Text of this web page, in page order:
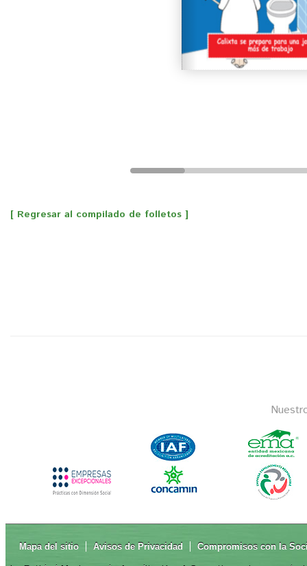
[ Regresar al compilado de folletos ]
Mapa del sitio Avisos de Privacidad Compromisos con la